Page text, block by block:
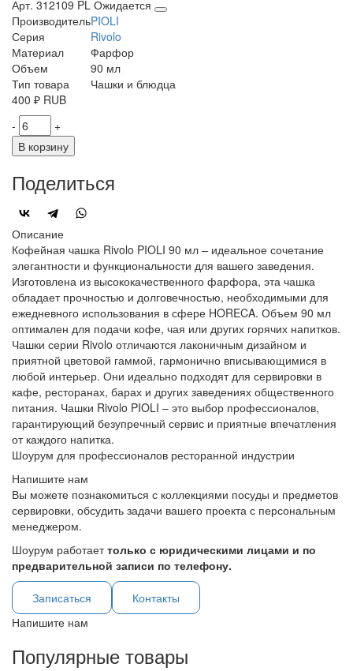
Арт. 312109 PL Ожидается
ПроизводительPIOLI
Серия
Rivolo
Материал
Фарфор
Объем
90 мл
Тип товара
Чашки и блюдца
400 ₽ RUB
-
+
В корзину
Поделиться
Описание
Кофейная чашка Rivolo PIOLI 90 мл – идеальное сочетание
элегантности и функциональности для вашего заведения.
Изготовлена из высококачественного фарфора, эта чашка
обладает прочностью и долговечностью, необходимыми для
ежедневного использования в сфере HORECA. Объем 90 мл
оптимален для подачи кофе, чая или других горячих напитков.
Чашки серии Rivolo отличаются лаконичным дизайном и
приятной цветовой гаммой, гармонично вписывающимися в
любой интерьер. Они идеально подходят для сервировки в
кафе, ресторанах, барах и других заведениях общественного
питания. Чашки Rivolo PIOLI – это выбор профессионалов,
гарантирующий безупречный сервис и приятные впечатления
от каждого напитка.
Шоурум для профессионалов ресторанной индустрии
Напишите нам
Вы можете познакомиться с коллекциями посуды и предметов
сервировки, обсудить задачи вашего проекта с персональным
менеджером.
Шоурум работаеттолько с юридическими лицами и по
предварительной записи по телефону.
Записаться
Контакты
Напишите нам
Популярные товары